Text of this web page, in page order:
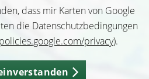
dass mir Karten von Google
die Datenschutzbedingungen
privacy).